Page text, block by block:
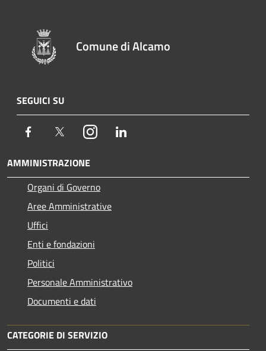
Comune di Alcamo
SEGUICI SU
Facebook TwitterInstagram
AMMINISTRAZIONE
Organi di Governo
Aree Amministrative
Uffici
Enti e fondazioni
Politici
Personale Amministrativo
Documenti e dati
CATEGORIE DI SERVIZIO